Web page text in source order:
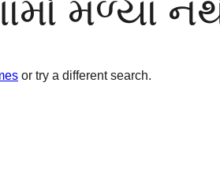
મળ્યા
or try a different search.